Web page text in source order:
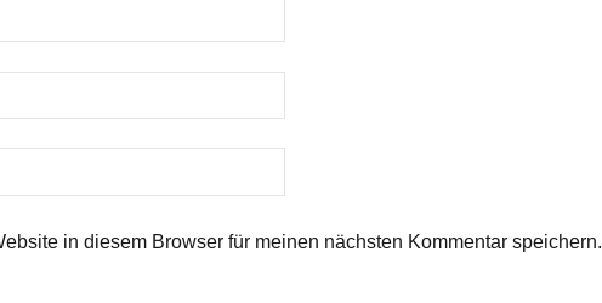
in diesem Browser für meinen nächsten Kommentar speichern.